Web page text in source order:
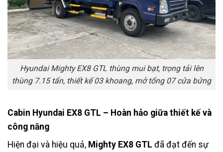
Hyundai Mighty EX8 GTL thùng mui bạt, trọng tải lên
thùng 7.15 tấn, thiết kế 03 khoang, mở tổng 07 cửa bửng
Cabin Hyundai EX8 GTL – Hoàn hảo giữa thiết kế và
công năng
Hiện đại và hiệu quả, Mighty EX8 GTL đã đạt đến sự